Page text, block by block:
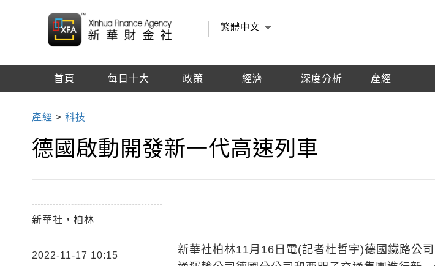
繁體中文
首頁 每日十大 政策 經濟 深度分析 產經
產經 >科技
德國啟動開發新一代高速列車
新華社，柏林
2022-11-17 10:15
新華社柏林11月16日電(記者杜哲宇)德國鐵路公